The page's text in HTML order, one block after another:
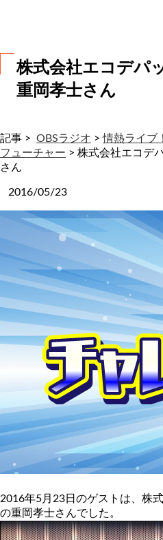
株式会社エコデパ
重岡孝士さん
記事 > OBSラジオ >情熱ライブ
フューチャー > 株式会社エコデ
さん
2016/05/23
2016年5月23日のゲストは、株
の重岡孝士さんでした。